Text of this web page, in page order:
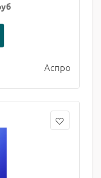
Аспро